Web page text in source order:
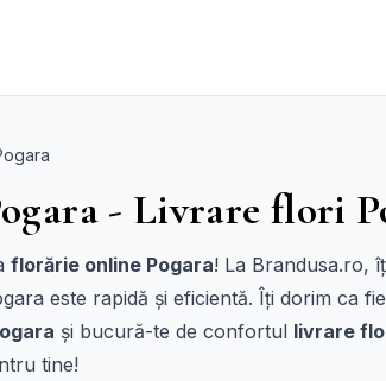
- Livrare flori
florărie online Pogara! La Brandusa.ro,
este rapidă și eficientă. Îți dorim ca
și bucură-te de confortul livrare
tine!